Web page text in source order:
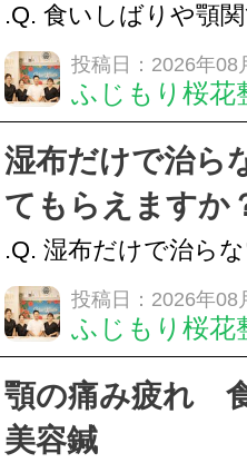
.Q. 食いしばりや顎
らえますか？A. はい
す。食いしばりや歯
けでなく首や肩の筋
担をかけ、顎関節症
つながることがあり
投稿日：2026年08
ふじもり桜花
湿布だけで治ら
てもらえますか
.Q. 湿布だけで治ら
らえますか？A. はい
湿布は痛みを和らげ
すが、原因そのもの
いこともあります。
投稿日：2026年08
ふじもり桜花
顎の痛み疲れ
美容鍼